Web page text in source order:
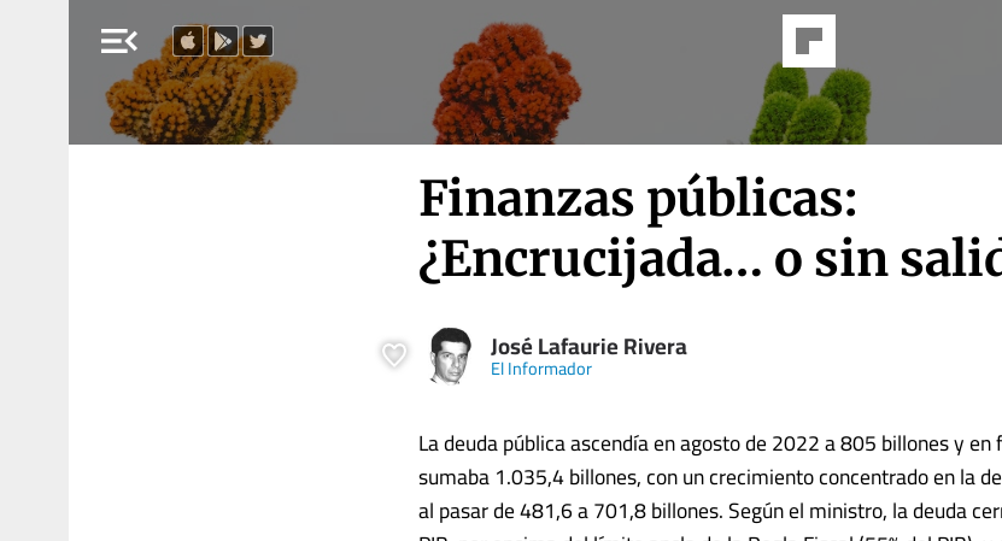
menu_open
Finanzas públicas:
¿Encrucijada… o sin
José Lafaurie Rivera
El Informador
La deuda pública ascendía en agosto de 2022 a 805 billones y
sumaba 1.035,4 billones, con un crecimiento concentrado en la
al pasar de 481,6 a 701,8 billones. Según el ministro, la deuda